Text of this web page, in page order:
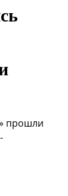
прошли